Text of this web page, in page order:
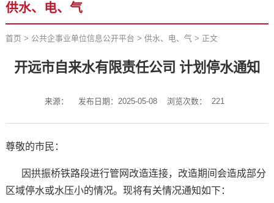
供水、电、气
首页 > 公共企事业单位信息公开平台 > 供水、电、气 > 正文
开远市自来水有限责任公司 计划停水通知
来源： 发布日期：2025-05-08 浏览次数： 221
尊敬的市民：
因拱振桥铁路段进行管网改造连接，改造期间会造成部分
区域停水或水压小的情况。现将有关情况通知如下：